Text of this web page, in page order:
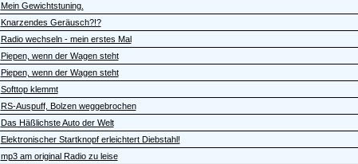
Mein Gewichtstuning.
Knarzendes Geräusch?!?
Radio wechseln - mein erstes Mal
Piepen, wenn der Wagen steht
Piepen, wenn der Wagen steht
Softtop klemmt
RS-Auspuff, Bolzen weggebrochen
Das Häßlichste Auto der Welt
Elektronischer Startknopf erleichtert Diebstahl!
mp3 am original Radio zu leise